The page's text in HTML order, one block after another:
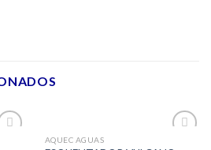
AQUEC AGUAS